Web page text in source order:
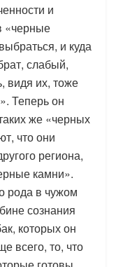
и
«черные
и куда
слабый,
видя их, тоже
Теперь он
же «черных
что они
региона,
камни».
рода в чужом
сознания
которых он
всего, то, что